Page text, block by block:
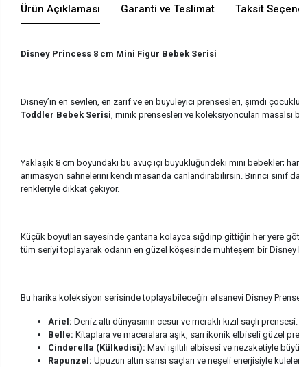
Ürün Açıklaması Garanti ve Teslimat Taksit
Disney Princess 8 cm Mini Figür Bebek Serisi
Disney’in en sevilen, en zarif ve en büyüleyici prensesleri, şimdi
Toddler Bebek Serisi , minik prensesleri ve koleksiyoncuları masalsı
Yaklaşık 8 cm boyundaki bu avuç içi büyüklüğündeki mini bebekler;
animasyon sahnelerini kendi masanda canlandırabilirsin. Birinci sınıf
renkleriyle dikkat çekiyor.
Küçük boyutları sayesinde çantana kolayca sığdırıp gittiğin her yere
tüm seriyi toplayarak odanın en güzel köşesinde muhteşem bir
Bu harika koleksiyon serisinde toplayabileceğin efsanevi Disney
Ariel: Deniz altı dünyasının cesur ve meraklı kızıl saçlı prensesi.
Belle: Kitaplara ve maceralara aşık, sarı ikonik elbiseli güzel
Cinderella (Külkedisi): Mavi ışıltılı elbisesi ve nezaketiyle
Rapunzel: Upuzun altın sarısı saçları ve neşeli enerjisiyle